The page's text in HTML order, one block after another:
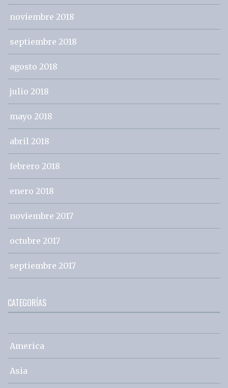
noviembre 2018
septiembre 2018
agosto 2018
julio 2018
mayo 2018
abril 2018
febrero 2018
enero 2018
noviembre 2017
octubre 2017
septiembre 2017
CATEGORÍAS
America
Asia